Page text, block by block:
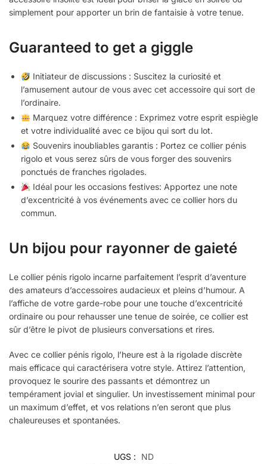
simplement pour apporter un brin de fantaisie à votre tenue.
Guaranteed to get a giggle
Initiateur de discussions : Suscitez la curiosité et
l’amusement autour de vous avec cet accessoire qui sort de
l’ordinaire.
Marquez votre différence : Exprimez votre esprit espiègle
et votre individualité avec ce bijou qui sort du lot.
Souvenirs inoubliables garantis : Portez ce collier pénis
rigolo et vous serez sûrs de vous forger des souvenirs
ponctués de franches rigolades.
Idéal pour les occasions festives: Apportez une note
d’excentricité à vos événements avec ce collier hors du
commun.
Un bijou pour rayonner de gaieté
Le collier pénis rigolo incarne parfaitement l’esprit d’aventure
des amateurs d’accessoires audacieux et pleins d’humour. A
l’affiche de votre garde-robe pour une touche d’excentricité
ordinaire ou pour rehausser une tenue de soirée, ce collier est
sûr d’être le pivot de plusieurs conversations et rires.
Avec ce collier pénis rigolo, l’heure est à la rigolade discrète
mais efficace qui caractérisera votre style. Attirez l’attention,
provoquez le sourire des passants et démontrez un
tempérament jovial et singulier. Un investissement minimal pour
un maximum d’effet, et vos relations n’en seront que plus
chaleureuses et spontanées.
UGS :
ND